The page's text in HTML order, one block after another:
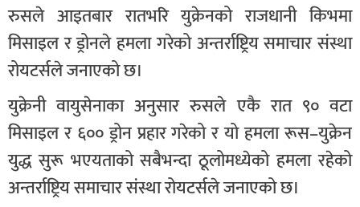
रुसले आइतबार रातभरि युक्रेनको राजधानी किभमा
मिसाइल र ड्रोनले हमला गरेको अन्तर्राष्ट्रिय समाचार संस्था
रोयटर्सले जनाएको छ।
युक्रेनी वायुसेनाका अनुसार रुसले एकै रात ९० वटा
मिसाइल र ६०० ड्रोन प्रहार गरेको र यो हमला रूस–युक्रेन
युद्ध सुरू भएयताको सबैभन्दा ठूलोमध्येको हमला रहेको
अन्तर्राष्ट्रिय समाचार संस्था रोयटर्सले जनाएको छ।